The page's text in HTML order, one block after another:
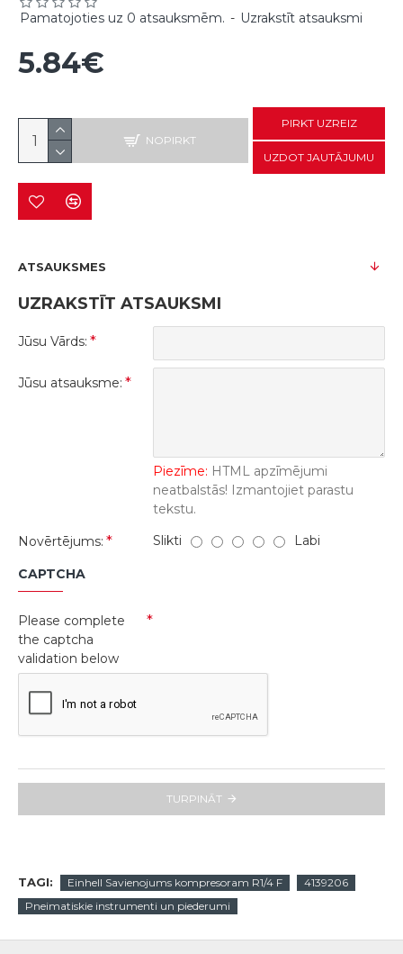
Pamatojoties uz 0 atsauksmēm. - Uzrakstīt atsauksmi
5.84€
NOPIRKT
PIRKT UZREIZ
UZDOT JAUTĀJUMU
ATSAUKSMES
UZRAKSTĪT ATSAUKSMI
Jūsu Vārds:
Jūsu atsauksme:
Piezīme: HTML apzīmējumi
neatbalstās! Izmantojiet parastu
tekstu.
Novērtējums:
Slikti Labi
CAPTCHA
Please complete
the captcha
validation below
TURPINĀT
TAGI: Einhell Savienojums kompresoram R1/4 F
4139206
Pneimatiskie instrumenti un piederumi